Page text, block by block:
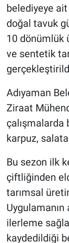
belediyeye
doğal tavuk
10 dönümlük
ve sentetik
Adıyaman
Ziraat
çalışmalarda
karpuz,
Bu sezon ilk
çiftliğinden
tarımsal
ilerleme
kaydedildiği